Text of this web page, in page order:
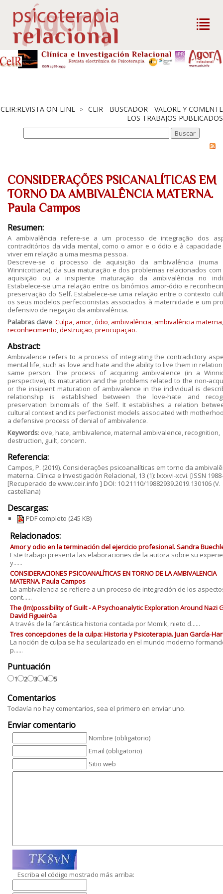
CEIR:REVISTA ON-LINE > CEIR - BUSCADOR - VALORE Y COMENTE
LOS TRABAJOS PUBLICADOS
CONSIDERAÇÕES PSICANALÍTICAS EM
TORNO DA AMBIVALÊNCIA MATERNA.
Paula Campos
Resumen:
A ambivalência refere-se a um processo de integração dos
contraditórios da vida mental, como o amor e o ódio e à
viver em relação a uma mesma pessoa.
Descreve-se o processo de aquisição da ambivalência (numa
Winnicottiana), da sua maturação e dos problemas relacionados
aquisição ou a insipiente maturação da ambivalência no
Estabelece-se uma relação entre os binómios amor-ódio e
preservação do Self. Estabelece-se uma relação entre o contexto
os seus modelos perfeccionistas associados à maternidade e um
defensivo de negação da ambivalência.
Palabras clave: Culpa, amor,ódio, ambivalência, ambivalência materna,
reconhecimento,destruição,preocupação.
Abstract:
Ambivalence refers to a process of integrating the contradictory
mental life, such as love and hate and the ability to live them in
same person. The process of acquiring ambivalence (in a
perspective), its maturation and the problems related to the non-
or the insipient maturation of ambivalence in the individual is
relationship is established between the love-hate and
preservation binomials of the Self. It establishes a relation
cultural context and its perfectionist models associated with
a defensive process of denial of ambivalence.
Keywords: ove, hate, ambivalence, maternal ambivalence, recognition,
destruction, guilt, concern.
Referencia:
Campos, P. (2019). Consideraçôes psicoanalíticas em torno da
materna. Clínica e Investigación Relacional, 13 (1): lxxxvi-xcvi. [ISSN
[Recuperado de www.ceir.info ] DOI: 10.21110/19882939.2019.130106 (V.
castellana)
Descargas:
PDF completo (245 KB)
Relacionados:
Amor y odio en la terminación del ejercicio profesional. Sandra
Este trabajo presenta las elaboraciones de la autora sobre su
y......
CONSIDERACIONES PSICOANALÍTICAS EN TORNO DE LA AMBIVALENCIA
MATERNA. Paula Campos
La ambivalencia se refiere a un proceso de integración de los
cont......
The (Im)possibility of Guilt - A Psychoanalytic Exploration Around Nazi
David Figueirôa
A través de la fantástica historia contada por Momik, nieto d......
Tres concepciones de la culpa: Historia y Psicoterapia. Juan
La noción de culpa se ha secularizado en el mundo moderno
p......
Puntuación
1 2 3 4 5
Comentarios
Todavía no hay comentarios, sea el primero en enviar uno.
Enviar comentario
Nombre (obligatorio)
Email (obligatorio)
Sitio web
Escriba el código mostrado más arriba: